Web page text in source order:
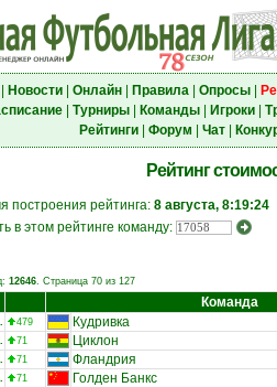
Новости| Онлайн| Правила| Опросы|
| Турниры| Команды| Игроки|
Рейтинги| Форум Чат|
Рейтинг
построения рейтинга: 8 августа, 8:19:24
в этом рейтинге команду:
12646. Страница 70 из 127
Команда
479 Кудривка
71 Циклон
71 Фландрия
71 Голден Банкс